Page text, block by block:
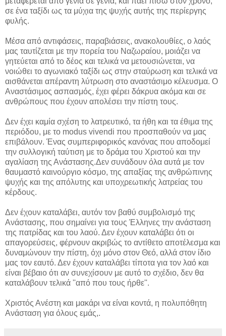
σε ένα ταξίδι ως τα μύχια της ψυχής αυτής της περίεργης
φυλής.
Μέσα από αντιφάσεις, παραβιάσεις, ανακολουθίες, ο λαός
μας ταυτίζεται με την πορεία του Ναζωραίου, μοιάζει να
γητεύεται από το δέος και τελικά να μετουσιώνεται, να
νοιώθει το αγωνιακό ταξίδι ως στην σταύρωση και τελικά να
αισθάνεται απέραντη λύτρωση στο αναστάσιμο κέλευσμα. Ο
Αναστάσιμος ασπασμός, έχει φέρει δάκρυα ακόμα και σε
ανθρώπους που έχουν απολέσει την πίστη τους.
Δεν έχει καμία σχέση το λατρευτικό, τα ήθη και τα έθιμα της
περιόδου, με το modus vivendi που προσπαθούν να μας
επιβάλουν. Ένας συμπεριφορικός κανόνας που αποδομεί
την συλλογική ταύτιση με το δράμα του Χριστού και την
αγαλίαση της Ανάστασης.Δεν συνάδουν όλα αυτά με τον
θαυμαστό καινούργιο κόσμο, της απαξίας της ανθρώπινης
ψυχής και της απόλυτης και υποχρεωτικής λατρείας του
κέρδους.
Δεν έχουν καταλάβει, αυτόν τον βαθύ συμβολισμό της
Ανάστασης, που σημαίνει για τους Έλληνες την ανάσταση
της πατρίδας και του λαού. Δεν έχουν καταλάβει ότι οι
απαγορεύσεις, φέρνουν ακριβώς το αντίθετο αποτέλεσμα και
δυναμώνουν την πίστη, όχι μόνο στον Θεό, αλλά στον ίδιο
μας τον εαυτό. Δεν έχουν καταλάβει τίποτα για τον λαό και
είναι βέβαιο ότι αν συνεχίσουν με αυτό το σχέδιο, δεν θα
καταλάβουν τελικά ''από που τους ήρθε''.
Χριστός Ανέστη και μακάρι να είναι κοντά, η πολυπόθητη
Ανάσταση για όλους εμάς,.